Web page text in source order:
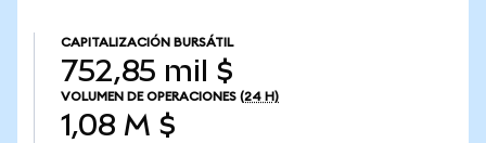
CAPITALIZACIÓN BURSÁTIL
752,85 mil $
VOLUMEN DE OPERACIONES (24 H)
1,08 M $